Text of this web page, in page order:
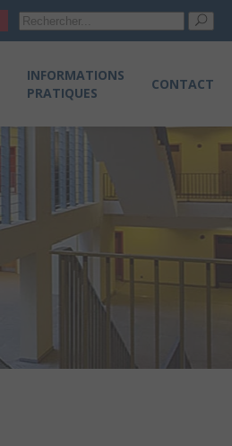
INFORMATIONS
PRATIQUES
CONTACT